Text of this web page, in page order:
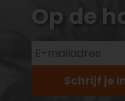
Op de
Schrijf je